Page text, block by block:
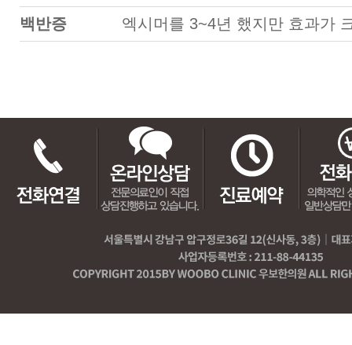
백반증
엑시머를 3~4년 했지만 효과가 크지 않았는데 우백환을 3개월